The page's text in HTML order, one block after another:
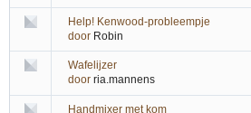
Help! Kenwood-probleempje
door Robin
Wafelijzer
door ria.mannens
Handmixer met kom